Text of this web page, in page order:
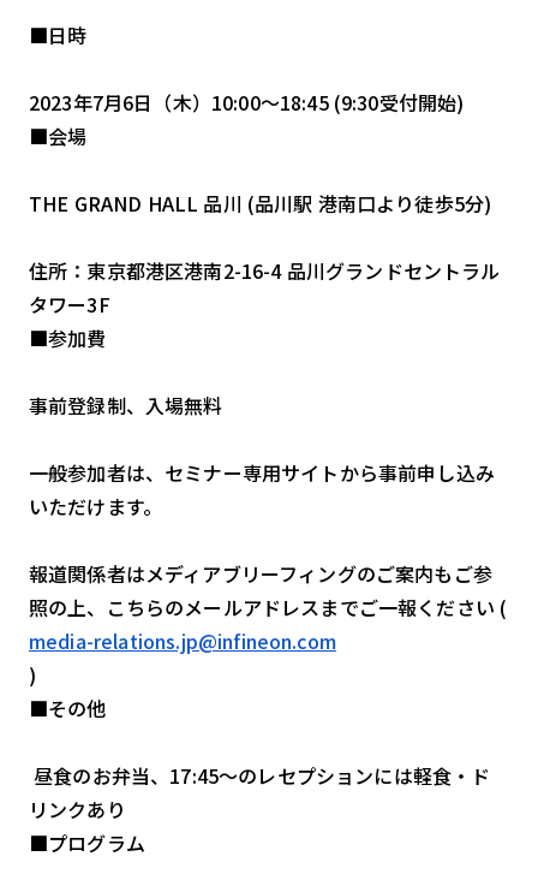
■日時
2023年7月6日（木）10:00～18:45 (9:30受付開始)
■会場
THE GRAND HALL 品川 (品川駅 港南口より徒歩5分)
住所：東京都港区港南2-16-4 品川グランドセントラル
タワー3F
■参加費
事前登録制、入場無料
一般参加者は、セミナー専用サイトから事前申し込み
いただけます。
報道関係者はメディアブリーフィングのご案内もご参
照の上、こちらのメールアドレスまでご一報ください (
media-relations.jp@infineon.com
)
■その他
昼食のお弁当、17:45～のレセプションには軽食・ド
リンクあり
■プログラム